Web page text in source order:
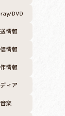
DVD
情報
情報
情報
ィア
音楽